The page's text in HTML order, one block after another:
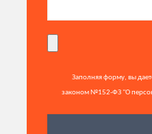
Заполняя форму, вы
законом №152-ФЗ "О